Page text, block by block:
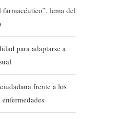
lema del
para adaptarse a
frente a los